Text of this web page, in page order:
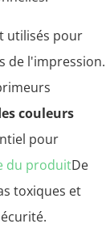
utilisés pour
de l'impression.
couleurs
pour
du produitDe
toxiques et